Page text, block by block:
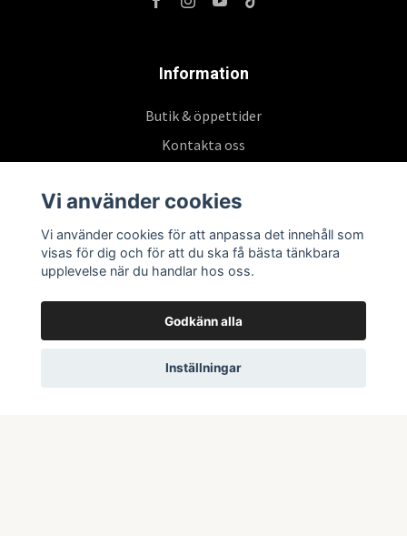
Information
Butik & öppettider
Kontakta oss
Prenumerera på vårt nyhetsbrev
Prenumerera
Vi använder cookies
Vi använder cookies för att anpassa det innehåll som
visas för dig och för att du ska få bästa tänkbara
upplevelse när du handlar hos oss.
Godkänn alla
Inställningar